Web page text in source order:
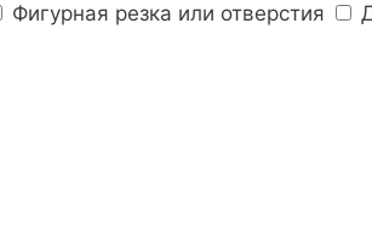
Фигурная резка или отверстия